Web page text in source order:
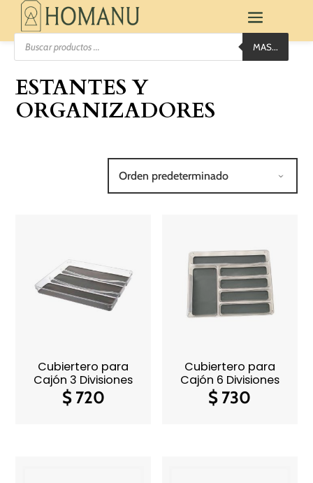
Búsqueda
productos
MAS...
ESTANTES Y
ORGANIZADORES
Cubiertero para
Cajón 3 Divisiones
$720
Cubiertero para
Cajón 6 Divisiones
$ 730